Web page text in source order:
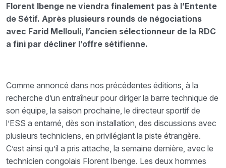
Florent Ibenge ne viendra finalement pas à l’Entente
de Sétif. Après plusieurs rounds de négociations
avec Farid Mellouli, l’ancien sélectionneur de la RDC
a fini par décliner l’offre sétifienne.
Comme annoncé dans nos précédentes éditions, à la
recherche d’un entraîneur pour diriger la barre technique de
son équipe, la saison prochaine, le directeur sportif de
l’ESS a entamé, dès son installation, des discussions avec
plusieurs techniciens, en privilégiant la piste étrangère.
C’est ainsi qu’il a pris attache, la semaine dernière, avec le
technicien congolais Florent Ibenge. Les deux hommes